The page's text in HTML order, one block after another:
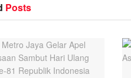
Posts